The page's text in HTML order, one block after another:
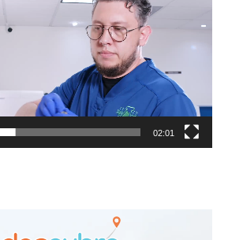
02:01